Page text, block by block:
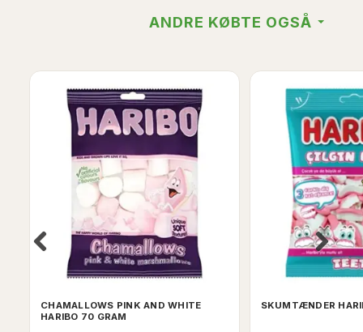
ANDRE KØBTE OGSÅ
CHAMALLOWS PINK AND WHITE
HARIBO 70 GRAM
SKUMTÆNDER